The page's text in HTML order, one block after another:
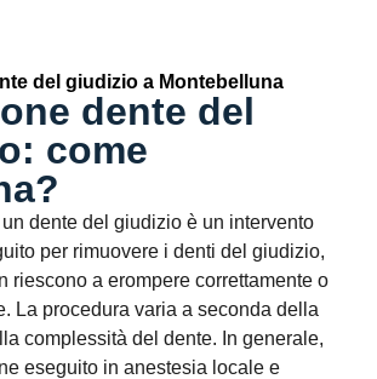
del giudizio a Montebelluna
dente del
come
dente del giudizio è un intervento
per rimuovere i denti del giudizio,
riescono a erompere correttamente o
La procedura varia a seconda della
complessità del dente. In generale,
eseguito in anestesia locale e